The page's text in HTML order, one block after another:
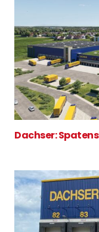
Dachser: